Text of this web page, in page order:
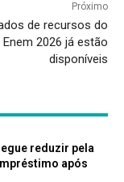
Próximo
de recursos do
Enem 2026 já estão
disponíveis
reduzir pela
após